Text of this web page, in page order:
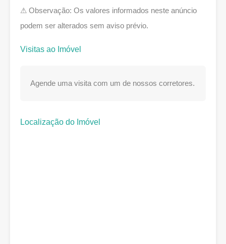
⚠ Observação: Os valores informados neste anúncio
podem ser alterados sem aviso prévio.
Visitas ao Imóvel
Agende uma visita com um de nossos corretores.
Localização do Imóvel